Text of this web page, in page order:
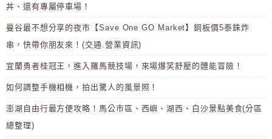
丼、還有專屬停車場！
曼谷最不想分享的夜市【Save One GO Market】銅板價5泰銖炸
串，快帶你朋友來！(交通.營業資訊)
宜蘭勇者桂冠王，進入羅馬競技場，來場爆笑舒壓的體能冒險！
如何調整手機相機，拍出驚人的風景照！
澎湖自由行最方便攻略！馬公市區、西嶼、湖西、白沙景點美食(分區
總整理)